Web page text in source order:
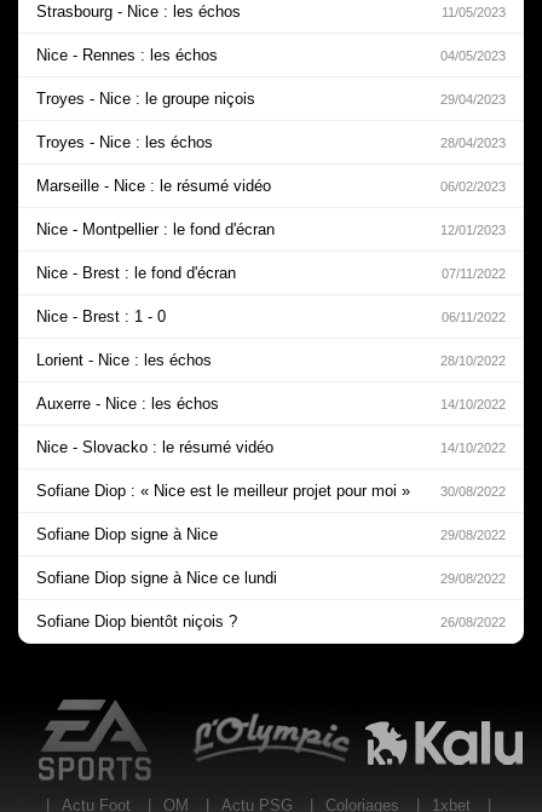
Strasbourg - Nice : les échos 11/05/2023
Nice - Rennes : les échos 04/05/2023
Troyes - Nice : le groupe niçois 29/04/2023
Troyes - Nice : les échos 28/04/2023
Marseille - Nice : le résumé vidéo 06/02/2023
Nice - Montpellier : le fond d'écran 12/01/2023
Nice - Brest : le fond d'écran 07/11/2022
Nice - Brest : 1 - 0 06/11/2022
Lorient - Nice : les échos 28/10/2022
Auxerre - Nice : les échos 14/10/2022
Nice - Slovacko : le résumé vidéo 14/10/2022
Sofiane Diop : « Nice est le meilleur projet pour moi » 30/08/2022
Sofiane Diop signe à Nice 29/08/2022
Sofiane Diop signe à Nice ce lundi 29/08/2022
Sofiane Diop bientôt niçois ? 26/08/2022
EA Sports
Actu Foot OM Actu PSG Coloriages 1xbet